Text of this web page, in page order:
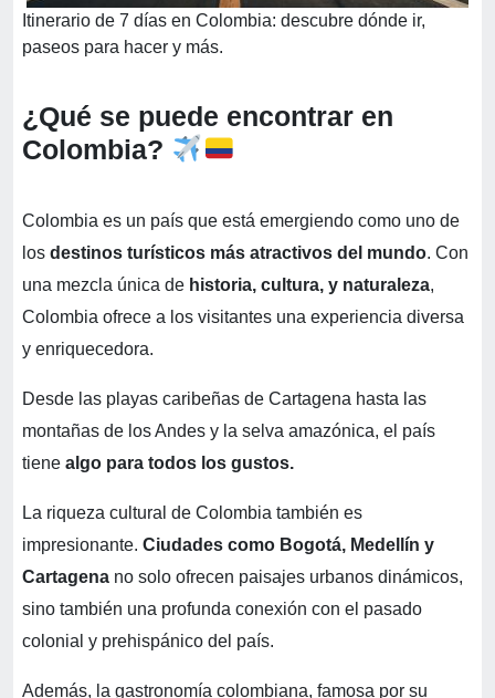
Itinerario de 7 días en Colombia: descubre dónde ir,
paseos para hacer y más.
¿Qué se puede encontrar en
Colombia?
Colombia es un país que está emergiendo como uno de
los destinos turísticos más atractivos del mundo. Con
una mezcla única de historia, cultura, y naturaleza,
Colombia ofrece a los visitantes una experiencia diversa
y enriquecedora.
Desde las playas caribeñas de Cartagena hasta las
montañas de los Andes y la selva amazónica, el país
tiene algo para todos los gustos.
La riqueza cultural de Colombia también es
impresionante. Ciudades como Bogotá, Medellín y
Cartagena no solo ofrecen paisajes urbanos dinámicos,
sino también una profunda conexión con el pasado
colonial y prehispánico del país.
Además, la gastronomía colombiana, famosa por su